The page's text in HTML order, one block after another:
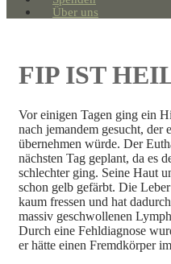
Über uns
FIP IST
Vor einigen Tagen ging ein
nach jemandem gesucht, der
übernehmen würde. Der
nächsten Tag geplant, da es
schlechter ging. Seine Haut
schon gelb gefärbt. Die
kaum fressen und hat
massiv geschwollenen
Durch eine Fehldiagnose
er hätte einen Fremdkörper